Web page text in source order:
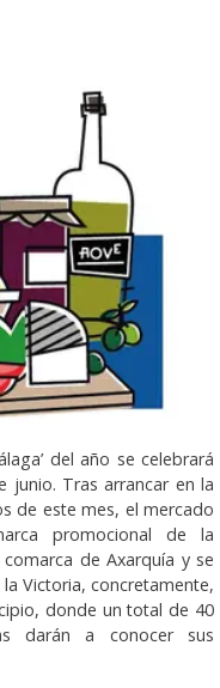
del año se celebrará
junio. Tras arrancar en la
de este mes, el mercado
promocional de la
de Axarquía y se
Victoria, concretamente,
donde un total de 40
darán a conocer sus